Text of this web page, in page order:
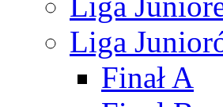
Liga
Finał A